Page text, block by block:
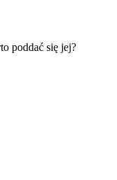
poddać się jej?